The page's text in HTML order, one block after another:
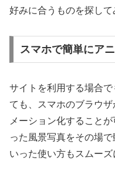
好みに合うものを探して
スマホで簡単にア
サイトを利用する場合
ても、スマホのブラウ
メーション化すること
った風景写真をその場
いった使い方もスムーズ